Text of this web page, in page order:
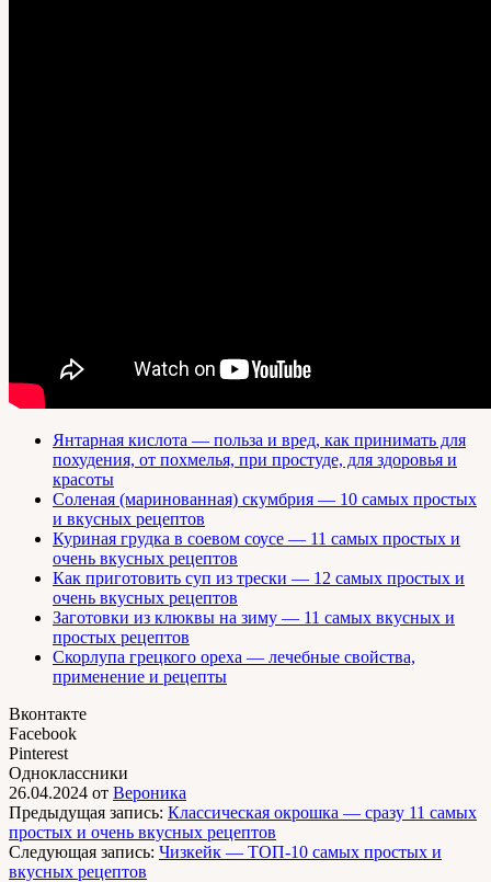
Янтарная кислота — польза и вред, как принимать для
похудения, от похмелья, при простуде, для здоровья и
красоты
Соленая (маринованная) скумбрия — 10 самых простых
и вкусных рецептов
Куриная грудка в соевом соусе — 11 самых простых и
очень вкусных рецептов
Как приготовить суп из трески — 12 самых простых и
очень вкусных рецептов
Заготовки из клюквы на зиму — 11 самых вкусных и
простых рецептов
Скорлупа грецкого ореха — лечебные свойства,
применение и рецепты
Вконтакте
Facebook
Pinterest
Одноклассники
26.04.2024 от Вероника
Предыдущая запись: Классическая окрошка — сразу 11 самых
простых и очень вкусных рецептов
Следующая запись: Чизкейк — ТОП-10 самых простых и
вкусных рецептов